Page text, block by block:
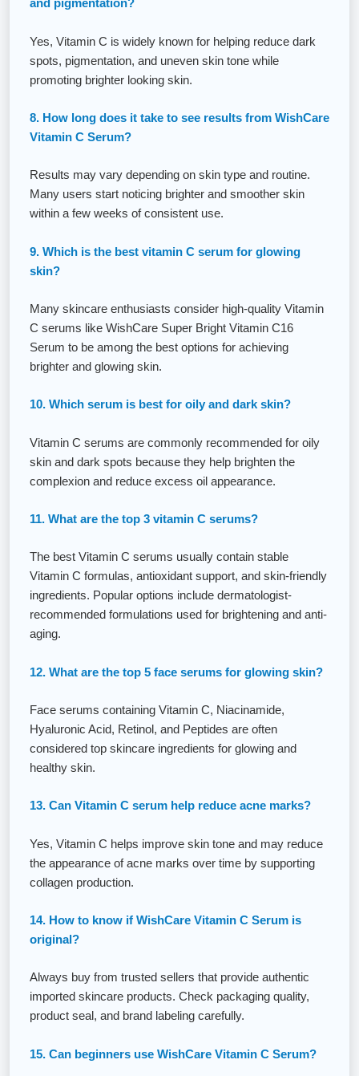
and pigmentation?
Yes, Vitamin C is widely known for helping reduce dark
spots, pigmentation, and uneven skin tone while
promoting brighter looking skin.
8. How long does it take to see results from WishCare
Vitamin C Serum?
Results may vary depending on skin type and routine.
Many users start noticing brighter and smoother skin
within a few weeks of consistent use.
9. Which is the best vitamin C serum for glowing
skin?
Many skincare enthusiasts consider high-quality Vitamin
C serums like WishCare Super Bright Vitamin C16
Serum to be among the best options for achieving
brighter and glowing skin.
10. Which serum is best for oily and dark skin?
Vitamin C serums are commonly recommended for oily
skin and dark spots because they help brighten the
complexion and reduce excess oil appearance.
11. What are the top 3 vitamin C serums?
The best Vitamin C serums usually contain stable
Vitamin C formulas, antioxidant support, and skin-friendly
ingredients. Popular options include dermatologist-
recommended formulations used for brightening and anti-
aging.
12. What are the top 5 face serums for glowing skin?
Face serums containing Vitamin C, Niacinamide,
Hyaluronic Acid, Retinol, and Peptides are often
considered top skincare ingredients for glowing and
healthy skin.
13. Can Vitamin C serum help reduce acne marks?
Yes, Vitamin C helps improve skin tone and may reduce
the appearance of acne marks over time by supporting
collagen production.
14. How to know if WishCare Vitamin C Serum is
original?
Always buy from trusted sellers that provide authentic
imported skincare products. Check packaging quality,
product seal, and brand labeling carefully.
15. Can beginners use WishCare Vitamin C Serum?